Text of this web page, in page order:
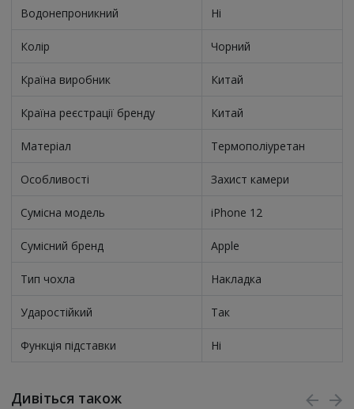
Водонепроникний Ні
Колір Чорний
Країна виробник Китай
Країна реєстрації бренду Китай
Матеріал Термополіуретан
Особливості Захист камери
Сумісна модель iPhone 12
Сумісний бренд Apple
Тип чохла Накладка
Ударостійкий Так
Функція підставки Ні
Дивіться також